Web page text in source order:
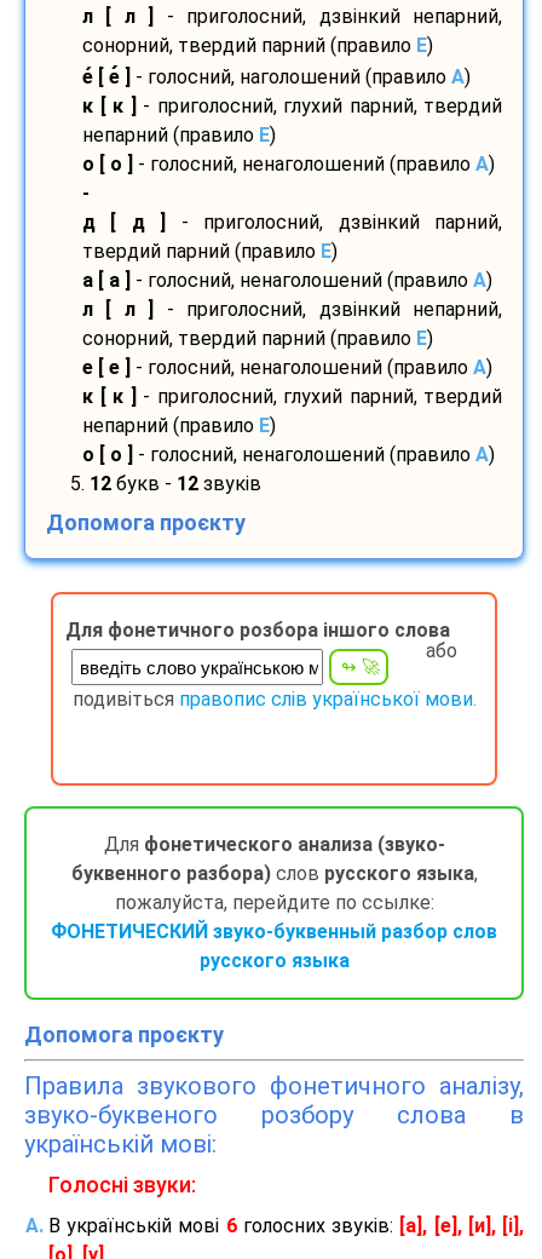
л [ л ]
- приголосний, дзвінкий непарний,
сонорний, твердий парний (правило E)
е [ е - голосний, наголошений (правило A)
к [ к ]
- приголосний, глухий парний, твердий
непарний (правило E)
о [ о ]
- голосний, ненаголошений (правило A)
-
д [ д ]
- приголосний, дзвінкий парний,
твердий парний (правило E)
а [ а ]
- голосний, ненаголошений (правило A)
л [ л ]
- приголосний, дзвінкий непарний,
сонорний, твердий парний (правило E)
е [ е ]
- голосний, ненаголошений (правило A)
к [ к ]
- приголосний, глухий парний, твердий
непарний (правило E)
о [ о ]
- голосний, ненаголошений (правило A)
5. 12 букв - 12 звуків
Допомога проєкту
Для фонетичного розбора іншого слова
або
подивіться правопис слів української мови.
Для фонетического анализа (звуко-
буквенного разбора)слов русского языка,
пожалуйста, перейдите по ссылке:
ФОНЕТИЧЕСКИЙ звуко-буквенный разбор слов
русского языка
Допомога проєкту
Правила звукового фонетичного аналізу,
звуко-буквеного розбору слова в
українській мові:
Голосні звуки:
В українській мові 6голосних звуків:
[а], [е], [и], [і],